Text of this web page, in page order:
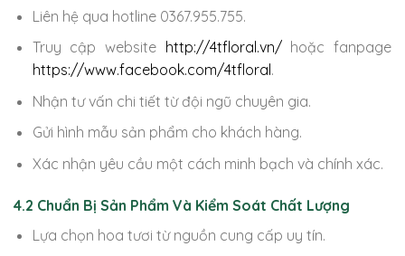
Liên hệ qua hotline 0367.955.755.
Truy cập website http://4tfloral.vn/hoặc fanpage
https://www.facebook.com/4tfloral.
Nhận tư vấn chi tiết từ đội ngũ chuyên gia.
Gửi hình mẫu sản phẩm cho khách hàng.
Xác nhận yêu cầu một cách minh bạch và chính xác.
4.2 Chuẩn Bị Sản Phẩm Và Kiểm Soát Chất Lượng
Lựa chọn hoa tươi từ nguồn cung cấp uy tín.